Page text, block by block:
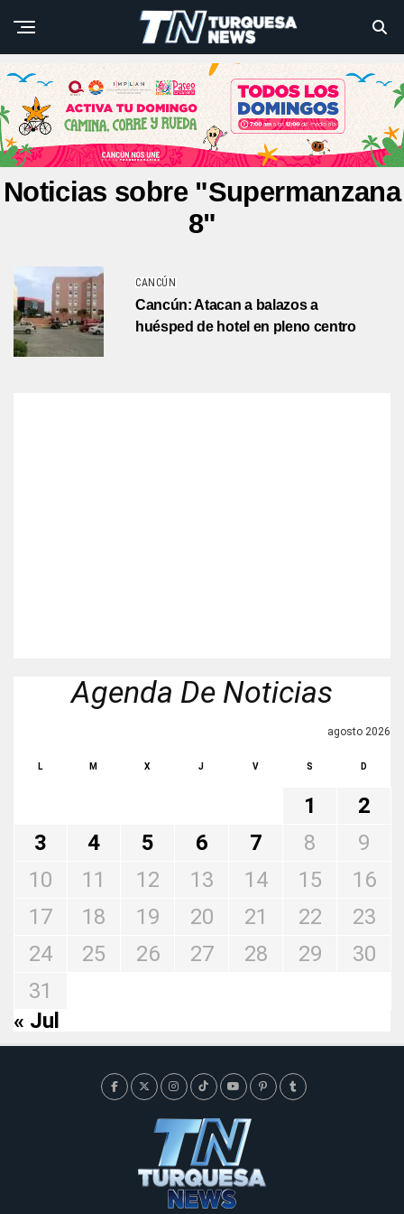
Noticias sobre "Supermanzana
8"
CANCÚN
Cancún: Atacan a balazos a
huésped de hotel en pleno centro
Agenda De Noticias
agosto 2026
L M X J V S D
1
2
3
4 5 6 7 8
9
10
11 12 13 14 15
16
17
18 19 20 21 22
23
24
25 26 27 28 29
30
31
« Jul